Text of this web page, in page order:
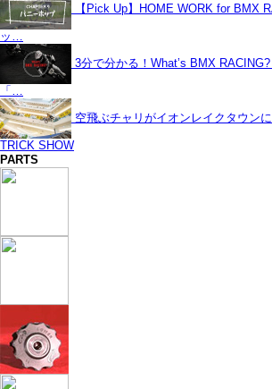
【Pick Up】HOME WORK for BMX
ッ…
3分で分かる！What’s BMX
「…
空飛ぶチャリがイオンレイクタウン
TRICK SHOW
PARTS